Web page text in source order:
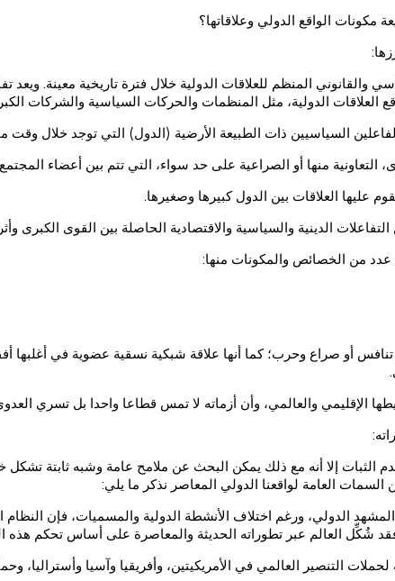
مكونات الواقع الدولي وعلاقاتها؟
المنظم للعلاقات الدولية خلال فترة تاريخية معينة. ويعد
العلاقات الدولية، مثل المنظمات والحركات السياسية والشركات
السياسيين ذات الطبيعة الأرضية (الدول) التي توجد خلال وقت
منها أو الصراعية على حد سواء، التي تتم بين أعضاء
عليها العلاقات بين الدول كبيرها وصغيرها.
الدينية والسياسية والاقتصادية الحاصلة بين القوى الكبرى
عدد من الخصائص والمكونات منها:
أو صراع وحرب؛ كما أنها علاقة شبكية نسقية عضوية في أغلبها
الإقليمي والعالمي، وأن أزماته لا تمس قطاعا واحدا بل تسري
الثبات إلا أنه مع ذلك يمكن البحث عن ملامح عامة وشبه ثابتة
السمات العامة لواقعنا الدولي المعاصر نذكر ما يلي:
الدولي، ورغم اختلاف الأنشطة الدولية والمسميات، فإن
فقد شُكِّل العالم عبر تطوراته الحديثة والمعاصرة على أساس تحكم
التنصير العالمي في الأمريكيتين، وأفريقيا وآسيا وأستراليا،